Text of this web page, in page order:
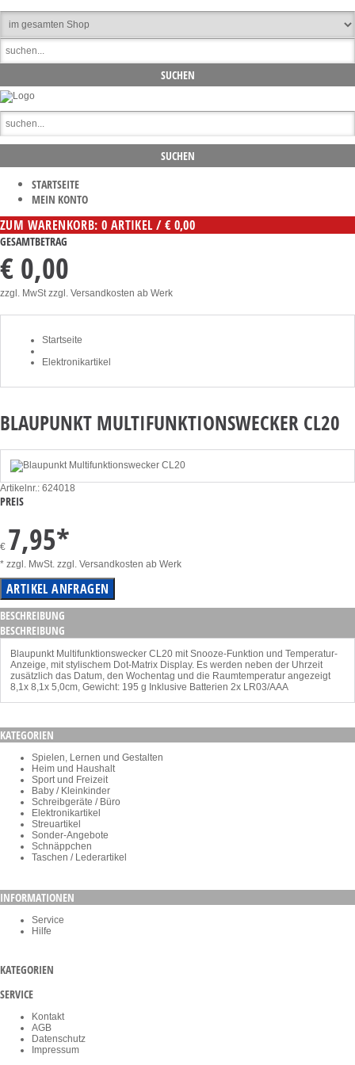
STARTSEITE
MEIN KONTO
ZUM WARENKORB: 0 ARTIKEL / € 0,00
GESAMTBETRAG
€ 0,00
zzgl. MwSt zzgl. Versandkosten ab Werk
Startseite
Elektronikartikel
BLAUPUNKT MULTIFUNKTIONSWECKER CL20
Artikelnr.: 624018
PREIS
€ 7,95*
* zzgl. MwSt. zzgl. Versandkosten ab Werk
BESCHREIBUNG
BESCHREIBUNG
Blaupunkt Multifunktionswecker CL20 mit Snooze-Funktion und Temperatur-
Anzeige, mit stylischem Dot-Matrix Display. Es werden neben der Uhrzeit
zusätzlich das Datum, den Wochentag und die Raumtemperatur angezeigt
8,1x 8,1x 5,0cm, Gewicht: 195 g Inklusive Batterien 2x LR03/AAA
KATEGORIEN
Spielen, Lernen und Gestalten
Heim und Haushalt
Sport und Freizeit
Baby / Kleinkinder
Schreibgeräte / Büro
Elektronikartikel
Streuartikel
Sonder-Angebote
Schnäppchen
Taschen / Lederartikel
INFORMATIONEN
Service
Hilfe
KATEGORIEN
SERVICE
Kontakt
AGB
Datenschutz
Impressum